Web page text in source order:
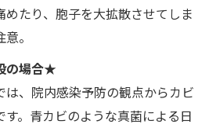
めたり、胞子を大拡散させてしま
。
の場合★
、院内感染予防の観点からカビ
。青カビのような真菌による日